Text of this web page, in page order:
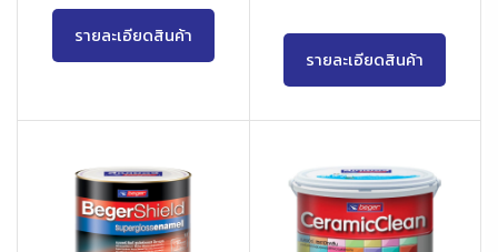
รายละเอียดสินค้า
รายละเอียดสินค้า